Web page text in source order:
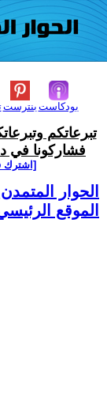
بنترست بودكاست
تبرعاتكم
فشاركونا في
[اشترك
الحوار
الموقع